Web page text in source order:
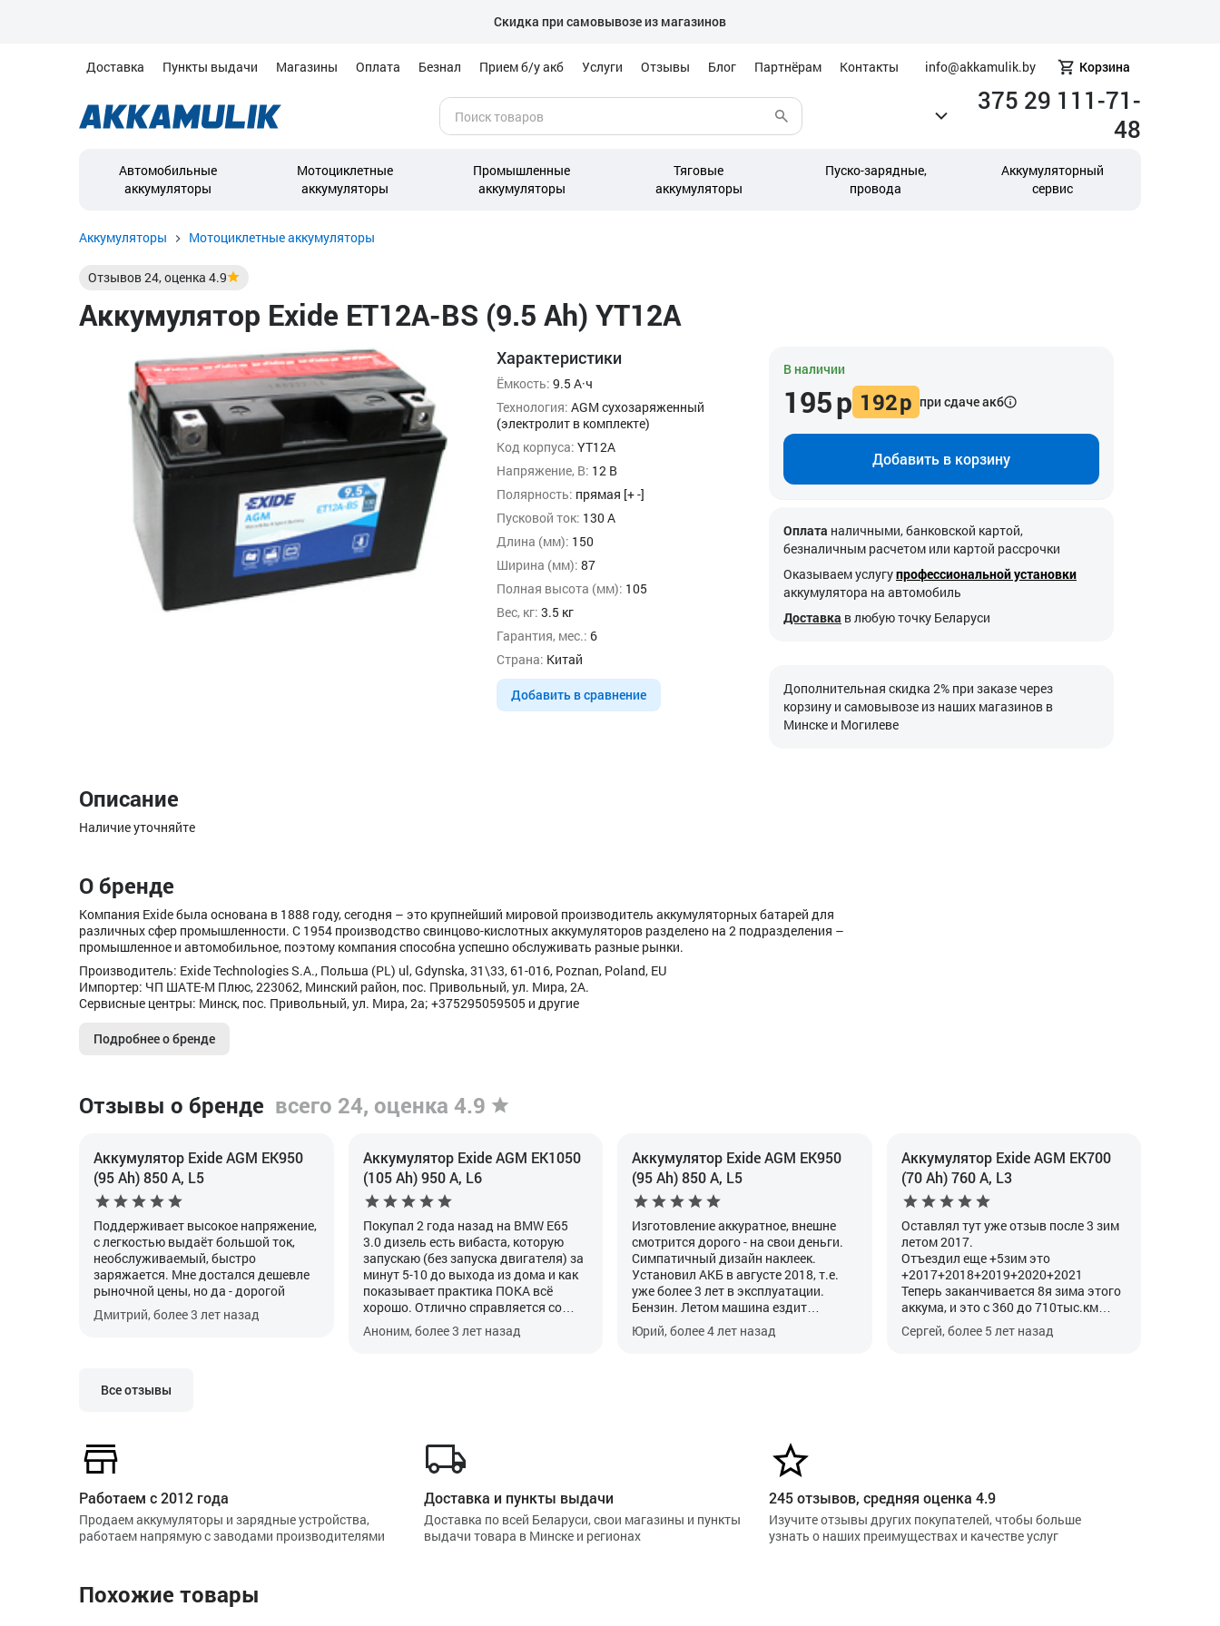
Скидка при самовывозе из магазинов
Доставка Пункты выдачи Магазины Оплата Безнал Прием б/у акб Услуги Отзывы Блог Партнёрам Контакты info@akkamulik.by Корзина
375 29 111-71-
48
Автомобильные
аккумуляторы
Мотоциклетные
аккумуляторы
Промышленные
аккумуляторы
Тяговые
аккумуляторы
Пуско-зарядные,
провода
Аккумуляторный
сервис
Аккумуляторы Мотоциклетные аккумуляторы
Отзывов24, оценка 4.9
Аккумулятор Exide ET12A-BS (9.5 Ah) YT12A
Характеристики
Ёмкость: 9.5 А·ч
Технология: AGM сухозаряженный
(электролит в комплекте)
Код корпуса: YT12A
Напряжение, В: 12 В
Полярность: прямая [+ -]
Пусковой ток: 130 А
Длина (мм): 150
Ширина (мм): 87
Полная высота (мм): 105
Вес, кг: 3.5 кг
Гарантия, мес.: 6
Страна: Китай
Добавить в сравнение
В наличии
195р 192р при сдаче акб
Добавить в корзину
Оплата наличными, банковской картой,
безналичным расчетом или картой рассрочки
Оказываем услугупрофессиональной установки
аккумулятора на автомобиль
Доставка в любую точку Беларуси
Дополнительная скидка 2% при заказе через
корзину и самовывозе из наших магазинов в
Минске и Могилеве
Описание
Наличие уточняйте
О бренде
Компания Exide была основана в 1888 году, сегодня – это крупнейший мировой производитель аккумуляторных батарей для
различных сфер промышленности. C 1954 производство свинцово-кислотных аккумуляторов разделено на 2 подразделения –
промышленное и автомобильное, поэтому компания способна успешно обслуживать разные рынки.
Производитель: Exide Technologies S.A., Польша (PL) ul, Gdynska, 31\33, 61-016, Poznan, Poland, EU
Импортер: ЧП ШАТЕ-М Плюс, 223062, Минский район, пос. Привольный, ул. Мира, 2А.
Сервисные центры: Минск, пос. Привольный, ул. Мира, 2а; +375295059505 и другие
Подробнее о бренде
Отзывы о бренде всего 24, оценка 4.9
Аккумулятор Exide AGM EK950
(95 Ah) 850 А, L5
Поддерживает высокое напряжение,
с легкостью выдаёт большой ток,
необслуживаемый, быстро
заряжается. Мне достался дешевле
рыночной цены, но да - дорогой
Дмитрий, более 3 лет назад
Аккумулятор Exide AGM EK1050
(105 Ah) 950 А, L6
Покупал 2 года назад на BMW E65
3.0 дизель есть вибаста, которую
запускаю (без запуска двигателя) за
минут 5-10 до выхода из дома и как
показывает практика ПОКА всё
хорошо. Отлично справляется со
своей функцией. Главное его
прописать после установки, хотя это
Аноним, более 3 лет назад
Аккумулятор Exide AGM EK950
(95 Ah) 850 А, L5
Изготовление аккуратное, внешне
смотрится дорого - на свои деньги.
Симпатичный дизайн наклеек.
Установил АКБ в августе 2018, т.е.
уже более 3 лет в эксплуатации.
Бензин. Летом машина ездит
каждый день, зимой используется в
основном по выходным раз в 1-2
Юрий, более 4 лет назад
Аккумулятор Exide AGM EK700
(70 Ah) 760 А, L3
Оставлял тут уже отзыв после 3 зим
летом 2017.
Отъездил еще +5зим это
+2017+2018+2019+2020+2021
Теперь заканчивается 8я зима этого
аккума, и это с 360 до 710тыс.км
итого 350тыс.км на 2,0ТДИ Пассат
Б6.
потом как генератор дает (13,8-14,5) .
До -12гр крутит и сейчас бодро, пуск
с первого оборота, напряжение
Сергей, более 5 лет назад
Все отзывы
Работаем с 2012 года
Продаем аккумуляторы и зарядные устройства,
работаем напрямую с заводами производителями
Доставка и пункты выдачи
Доставка по всей Беларуси, свои магазины и пункты
выдачи товара в Минске и регионах
245 отзывов, средняя оценка 4.9
Изучите отзывы других покупателей, чтобы больше
узнать о наших преимуществах и качестве услуг
Похожие товары